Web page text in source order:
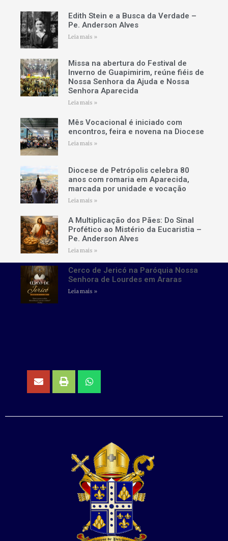
Edith Stein e a Busca da Verdade –
Pe. Anderson Alves
Leia mais »
Missa na abertura do Festival de
Inverno de Guapimirim, reúne fiéis de
Nossa Senhora da Ajuda e Nossa
Senhora Aparecida
Leia mais »
Mês Vocacional é iniciado com
encontros, feira e novena na Diocese
Leia mais »
Diocese de Petrópolis celebra 80
anos com romaria em Aparecida,
marcada por unidade e vocação
Leia mais »
A Multiplicação dos Pães: Do Sinal
Profético ao Mistério da Eucaristia –
Pe. Anderson Alves
Leia mais »
Cerco de Jericó na Paróquia Nossa
Senhora de Lourdes em Araras
Leia mais »